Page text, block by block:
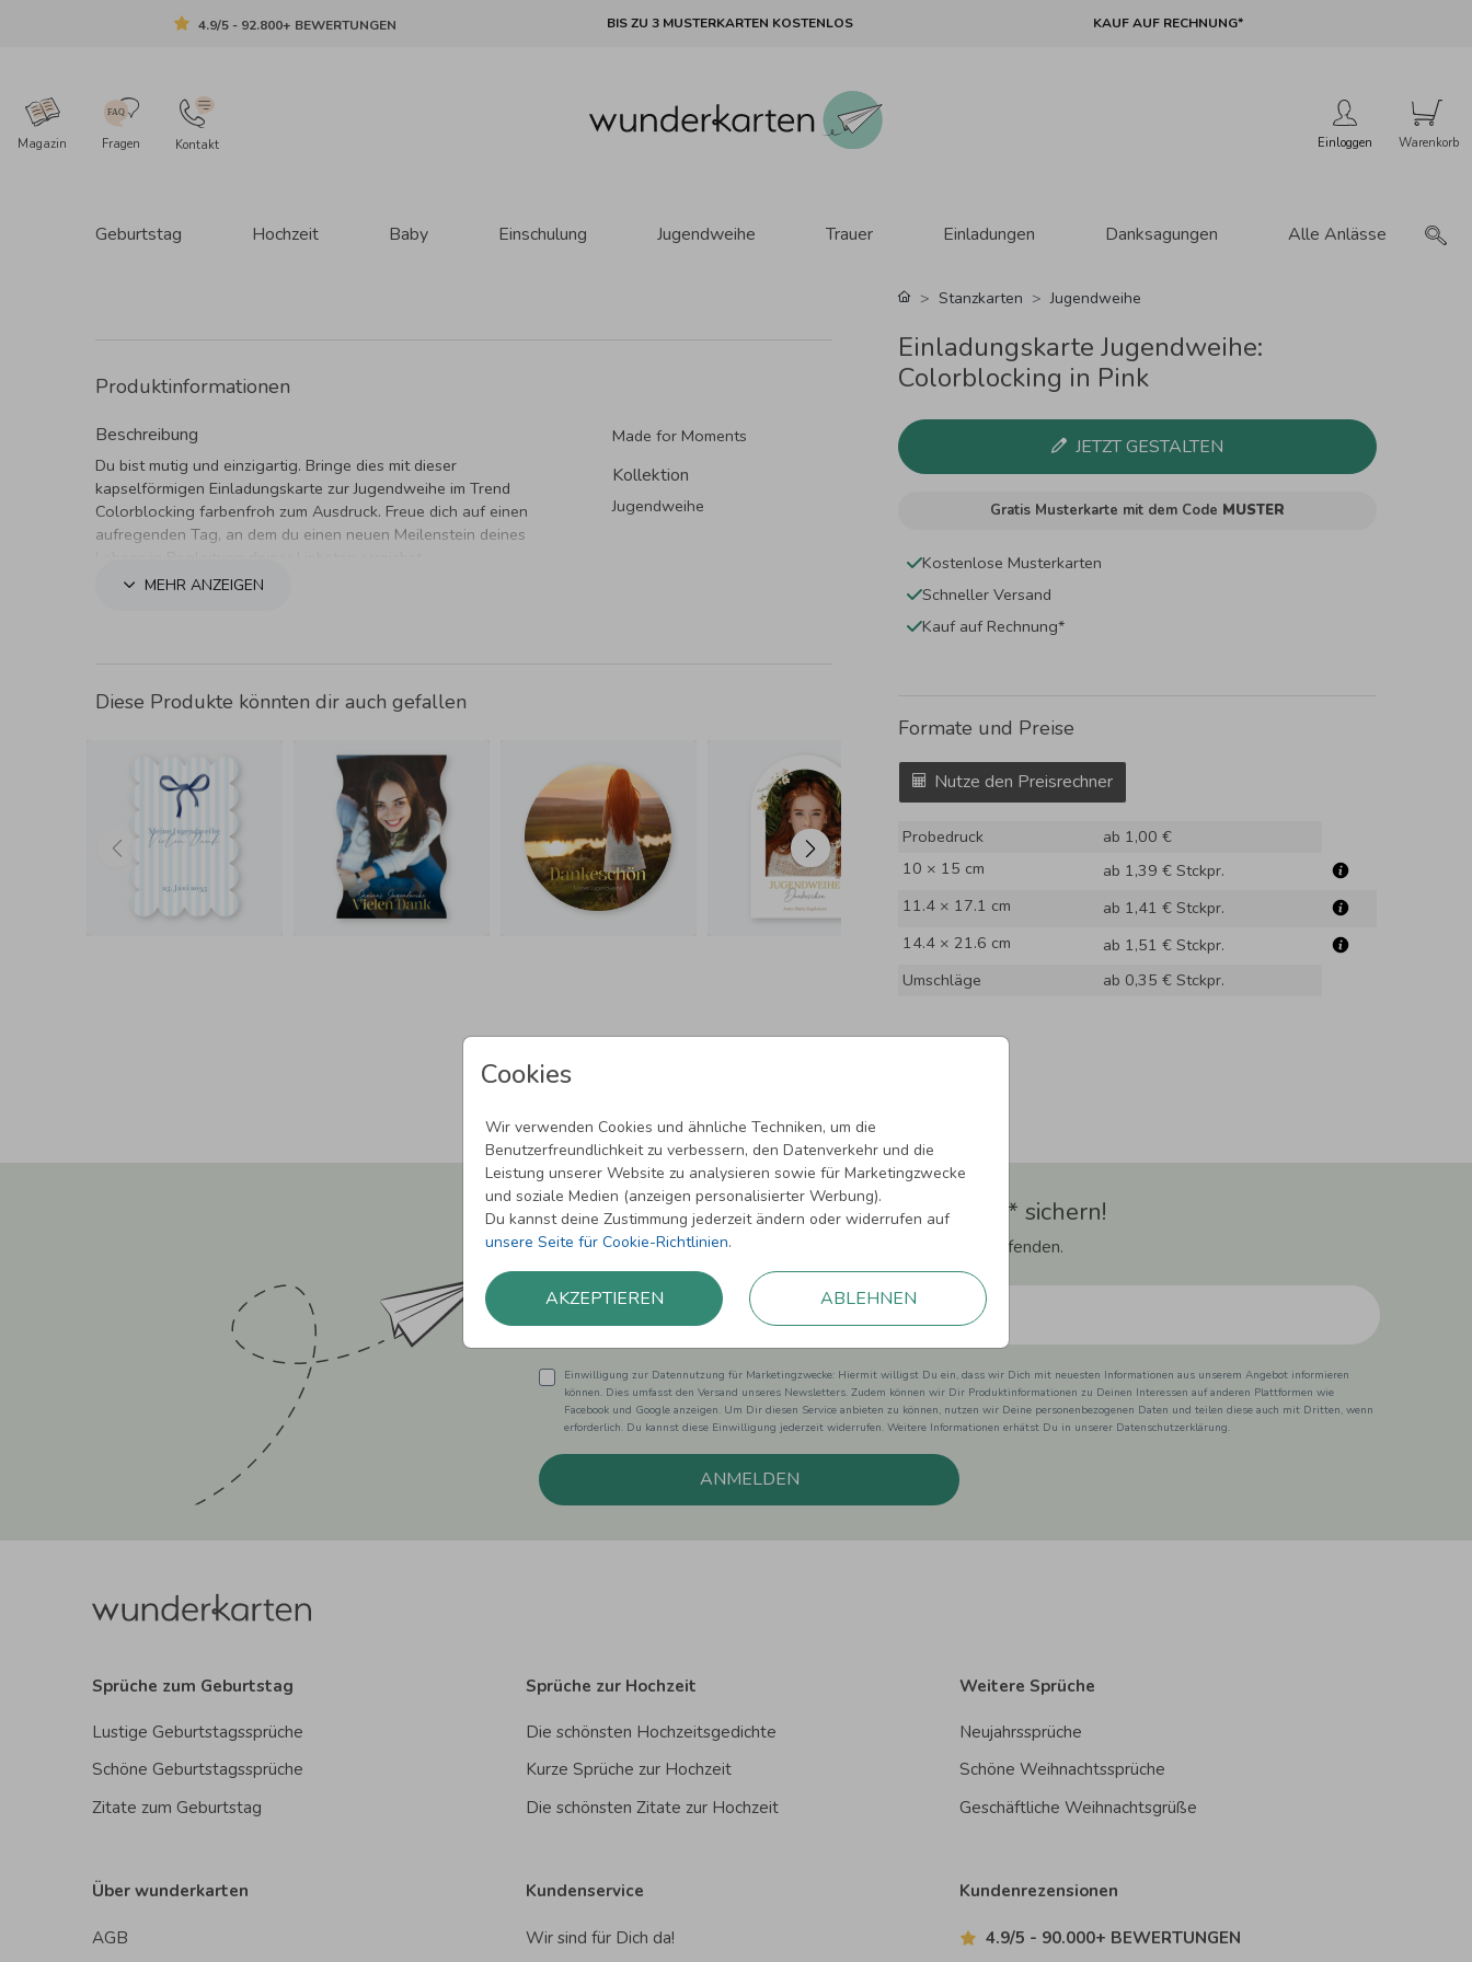
4.9/5 - 92.800+ BEWERTUNGEN BIS ZU 3 MUSTERKARTEN KOSTENLOS KAUF AUF RECHNUNG*
Magazin Fragen Kontakt Einloggen
Geburtstag Hochzeit Baby Einschulung Jugendweihe Trauer Einladungen Danksagungen Alle Anlässe
Cookies
Wir verwenden Cookies und ähnliche Techniken, um die
Benutzerfreundlichkeit zu verbessern, den Datenverkehr und die
Leistung unserer Website zu analysieren sowie für Marketingzwecke
und soziale Medien (anzeigen personalisierter Werbung).
Du kannst deine Zustimmung jederzeit ändern oder widerrufen auf
unsere Seite für Cookie-Richtlinien.
AKZEPTIEREN ABLEHNEN
Produktinformationen
Beschreibung
Du bist mutig und einzigartig. Bringe dies mit dieser
kapselförmigen Einladungskarte zur Jugendweihe im Trend
Colorblocking farbenfroh zum Ausdruck. Freue dich auf einen
aufregenden Tag, an dem du einen neuen Meilenstein deines
MEHR ANZEIGEN
Made for Moments
Kollektion
Jugendweihe
Diese Produkte könnten dir auch gefallen
Stanzkarten Jugendweihe
Einladungskarte Jugendweihe:
Colorblocking in Pink
JETZT GESTALTEN
Gratis Musterkarte mit dem Code MUSTER
Kostenlose Musterkarten
Schneller Versand
Kauf auf Rechnung*
Formate und Preise
Nutze den Preisrechner
Probedruck
ab 1,00 €
10 × 15 cm
ab 1,39 € Stckpr.
11.4 × 17.1 cm
ab 1,41 € Stckpr.
14.4 × 21.6 cm
ab 1,51 € Stckpr.
Umschläge
ab 0,35 € Stckpr.
Newsletter abonnieren und 5,00 € Rabatt** sichern!
Melde Dich zu unserem Newsletter an und bleibe auf dem Laufenden.
Einwilligung zur Datennutzung für Marketingzwecke: Hiermit willigst Du ein, dass wir Dich mit neuesten Informationen aus unserem Angebot informieren
können. Dies umfasst den Versand unseres Newsletters. Zudem können wir Dir Produktinformationen zu Deinen Interessen auf anderen Plattformen wie
Facebook und Google anzeigen. Um Dir diesen Service anbieten zu können, nutzen wir Deine personenbezogenen Daten und teilen diese auch mit Dritten, wenn
erforderlich. Du kannst diese Einwilligung jederzeit widerrufen. Weitere Informationen erhätst Du in unserer Datenschutzerklärung.
ANMELDEN
Sprüche zum Geburtstag
Lustige Geburtstagssprüche
Schöne Geburtstagssprüche
Zitate zum Geburtstag
Sprüche zur Hochzeit
Die schönsten Hochzeitsgedichte
Kurze Sprüche zur Hochzeit
Die schönsten Zitate zur Hochzeit
Weitere Sprüche
Neujahrssprüche
Schöne Weihnachtssprüche
Geschäftliche Weihnachtsgrüße
Über wunderkarten
AGB
Kundenservice
Wir sind für Dich da!
Kundenrezensionen
4.9/5 - 90.000+ BEWERTUNGEN